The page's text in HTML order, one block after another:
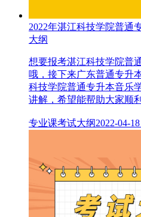
2022年湛江科技学院普通
大纲
想要报考湛江科技学院普
哦，接下来广东普通专升
科技学院普通专升本音乐
讲解，希望能帮助大家顺
专业课考试大纲2022-04-18